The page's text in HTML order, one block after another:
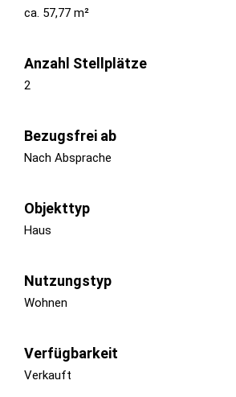
ca. 57,77 m²
Anzahl Stellplätze
2
Bezugsfrei ab
Nach Absprache
Objekttyp
Haus
Nutzungstyp
Wohnen
Verfügbarkeit
Verkauft